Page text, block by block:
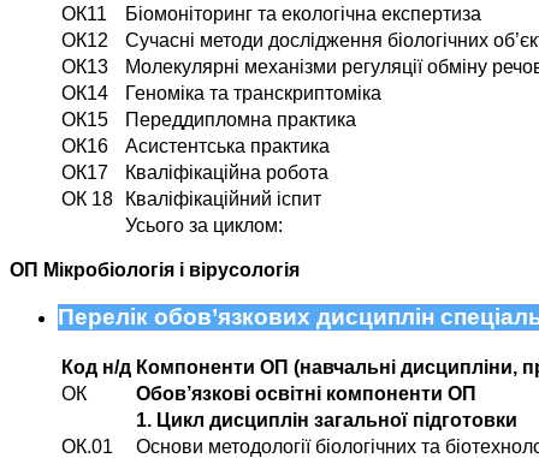
ОК11
Біомоніторинг та екологічна експертиза
ОК12
Сучасні методи дослідження біологічних
ОК13
Молекулярні механізми регуляції обміну
ОК14
Геноміка та транскриптоміка
ОК15
Переддипломна практика
ОК16
Асистентська практика
ОК17
Кваліфікаційна робота
ОК 18
Кваліфікаційний іспит
Усього за циклом:
ОП Мікробіологія і вірусологія
Перелік обов’язкових дисциплін
Код н/д Компоненти ОП (навчальні дисципліни,
ОК
Обов’язкові освітні компоненти ОП
1. Цикл дисциплін загальної підготовки
ОК.01
Основи методології біологічних та